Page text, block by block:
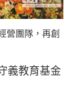
營團隊，再創
義教育基金